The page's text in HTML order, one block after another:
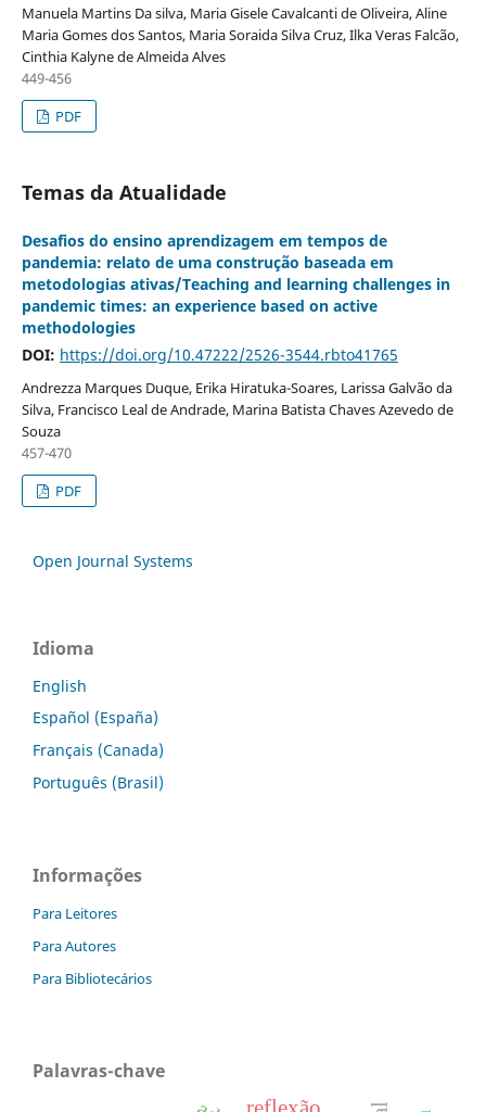
Manuela Martins Da silva, Maria Gisele Cavalcanti de Oliveira, Aline
Maria Gomes dos Santos, Maria Soraida Silva Cruz, Ilka Veras Falcão,
Cinthia Kalyne de Almeida Alves
449-456
PDF
Temas da Atualidade
Desafios do ensino aprendizagem em tempos de
pandemia: relato de uma construção baseada em
metodologias ativas/Teaching and learning challenges in
pandemic times: an experience based on active
methodologies
DOI: https://doi.org/10.47222/2526-3544.rbto41765
Andrezza Marques Duque, Erika Hiratuka-Soares, Larissa Galvão da
Silva, Francisco Leal de Andrade, Marina Batista Chaves Azevedo de
Souza
457-470
PDF
Open Journal Systems
Idioma
English
Español (España)
Français (Canada)
Português (Brasil)
Informações
Para Leitores
Para Autores
Para Bibliotecários
Palavras-chave